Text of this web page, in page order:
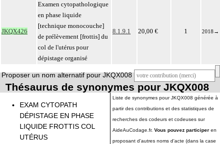
JKQX426
Examen cytopathologique
en phase liquide
[technique monocouche]
de prélèvement [frottis] du
col de l'utérus pour
dépistage organisé
8.1.9.1 20,00 € 1 2018 →
Proposer un nom alternatif pour JKQX008
Thésaurus de synonymes pour JKQX008
EXAM CYTOPATH
DÉPISTAGE EN PHASE
LIQUIDE FROTTIS COL
UTÉRUS
Liste de synonymes pour JKQX008 générée à
partir des contributions et des statistiques de
recherches des codeurs et codeuses sur
AideAuCodage.fr. Vous pouvez participer en
proposant d'autres noms d'acte (dans la case